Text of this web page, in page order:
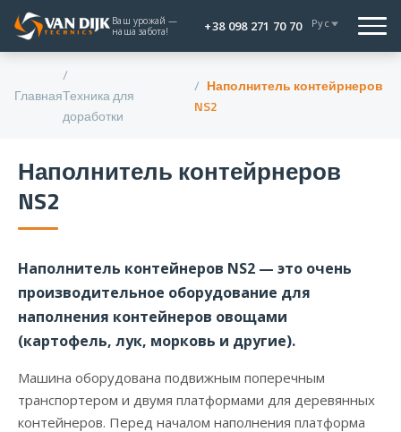
Ваш урожай —
наша забота!
+38 098 271 70 70 Рус
ГлавнаяТехника для
доработки
Наполнитель контейрнеров
NS2
Наполнитель контейрнеров
NS2
Наполнитель контейнеров NS2 — это очень
производительное оборудование для
наполнения контейнеров овощами
(картофель, лук, морковь и другие).
Машина оборудована подвижным поперечным
транспортером и двумя платформами для деревянных
контейнеров. Перед началом наполнения платформа